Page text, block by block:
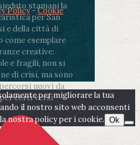
stamani la
per San
e della città di
come esemplare
creative:
e fragili, non si
di crisi, ma sono
nuovi da
certi versi
Policy-Cookie
per migliorare la tua
il nostro sito web acconsenti
nostra policy per i cookie. Ok